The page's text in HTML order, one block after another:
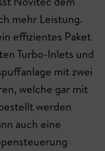
mehr Leistung.
effizientes Paket
Turbo-Inlets und
mit zwei
welche gar mit
werden
auch eine